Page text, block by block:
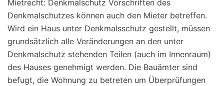
Mietrecht: Denkmalschutz Vorschriften des
Denkmalschutzes können auch den Mieter betreffen.
Wird ein Haus unter Denkmalsschutz gestellt, müssen
grundsätzlich alle Veränderungen an den unter
Denkmalschutz stehenden Teilen (auch im Innenraum)
des Hauses genehmigt werden. Die Bauämter sind
befugt, die Wohnung zu betreten um Überprüfungen